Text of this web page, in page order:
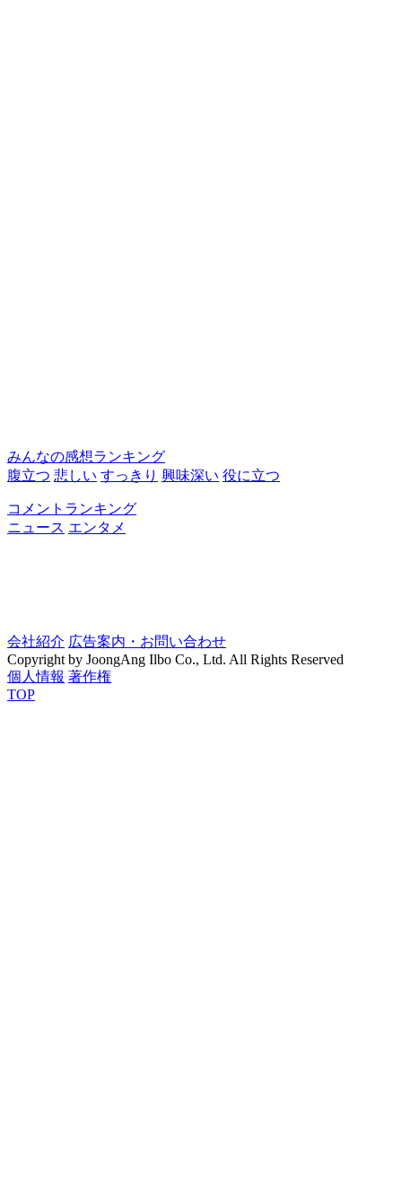
みんなの感想ランキング
腹立つ 悲しい すっきり 興味深い 役に立つ
コメントランキング
ニュース エンタメ
会社紹介 広告案内・お問い合わせ
Copyright by JoongAng Ilbo Co., Ltd. All Rights Reserved
個人情報 著作権
TOP